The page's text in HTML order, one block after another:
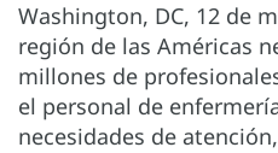
Washington, DC, 12 de
región de las Américas
millones de
el personal de
necesidades de